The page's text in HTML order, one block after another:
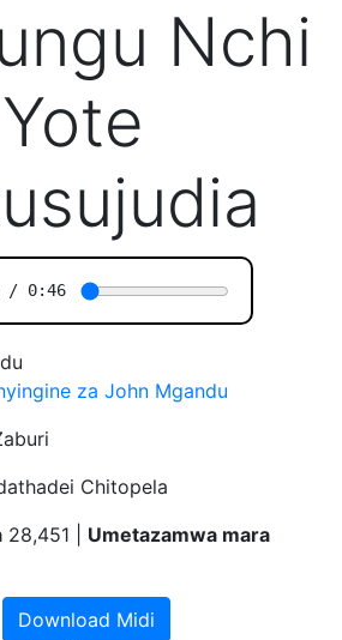
Nchi
Yote
za John Mgandu
Chitopela
28,451 | Umetazamwa mara
Download Midi